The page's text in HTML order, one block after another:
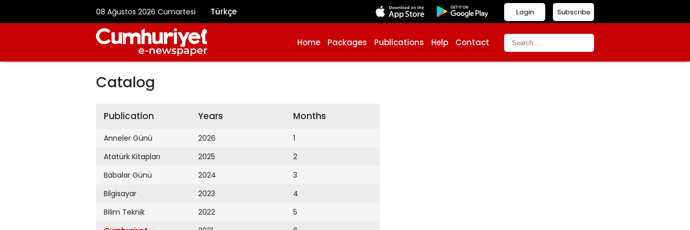
08 Ağustos 2026 Cumartesi Türkçe Subscribe
Login
Home Packages Publications Help Contact
Catalog
Publication
Anneler Günü
Atatürk Kitapları
Babalar Günü
Bilgisayar
Bilim Teknik
Years
2026
2025
2024
2023
2022
Months
1
2
3
4
5